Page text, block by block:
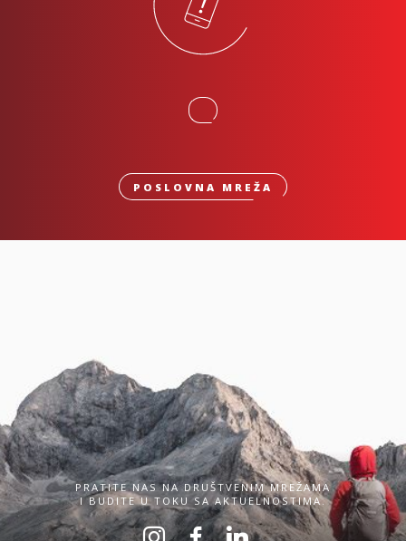
POSLOVNA MREŽA
PRATITE NAS NA DRUŠTVENIM MREŽAMA
I BUDITE U TOKU SA AKTUELNOSTIMA.